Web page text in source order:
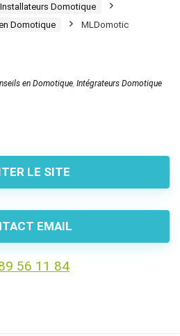
Installateurs Domotique
Domotique
MLDomotic
en Domotique Intégrateurs Domotique
LE SITE
EMAIL
56 11 84